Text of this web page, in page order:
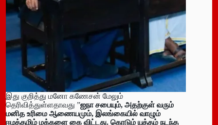
இது குறித்து மனோ கணேசன் மேலும்
தெரிவித்துள்ளதாவது ”ஐநா சபையும், அதற்குள் வரும்
மனித உரிமை ஆணையமும், இலங்கையில் வாழும்
ஈழத்தமிழ் மக்களை கை விட்டது. கொடும் யுத்தம் நடந்த